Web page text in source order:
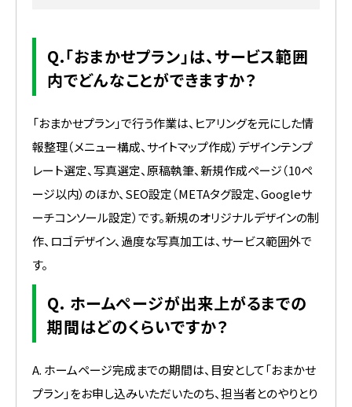
Q.「おまかせプラン」は、サービス範囲
内でどんなことができますか？
「おまかせプラン」で行う作業は、ヒアリングを元にした情
報整理（メニュー構成、サイトマップ作成）デザインテンプ
レート選定、写真選定、原稿執筆、新規作成ページ（10ペ
ージ以内）のほか、SEO設定（METAタグ設定、Googleサ
ーチコンソール設定）です。新規のオリジナルデザインの制
作、ロゴデザイン、過度な写真加工は、サービス範囲外で
す。
Q. ホームページが出来上がるまでの
期間はどのくらいですか？
A. ホームページ完成までの期間は、目安として「おまかせ
プラン」をお申し込みいただいたのち、担当者とのやりとり